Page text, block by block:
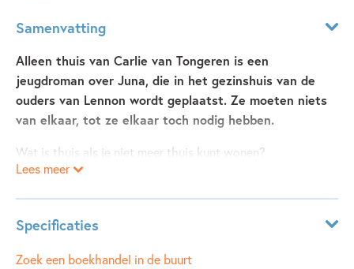
Samenvatting
Alleen thuis van Carlie van Tongeren is een
jeugdroman over Juna, die in het gezinshuis van de
ouders van Lennon wordt geplaatst. Ze moeten niets
van elkaar, tot ze elkaar toch nodig hebben.
Wat is thuis als je niet meer thuis kunt wonen?
Gezinshuis Boskant, bij gezinshuisouders Hanna en James,
hun zoon Lennon en andere uit huis geplaatste jongeren.
Lees meer
Specificaties
ISBN: 9789463495219
Zoek een boekhandel in de buurt